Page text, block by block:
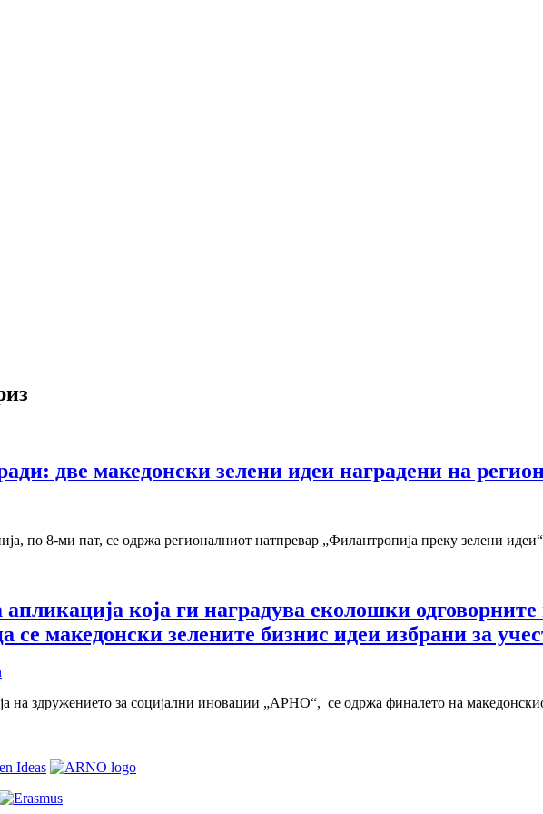
две македонски зелени идеи наградени на
по 8-ми пат, се одржа регионалниот натпревар „Филантропија преку зелени
која ги наградува еколошки
македонски зелените бизнис идеи избрани за
на здружението за социјални иновации „АРНО“, се одржа финалето на